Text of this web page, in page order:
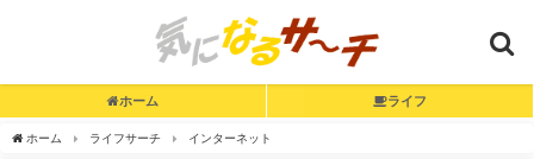
ホーム ライフ
ホーム ライフサーチ インターネット